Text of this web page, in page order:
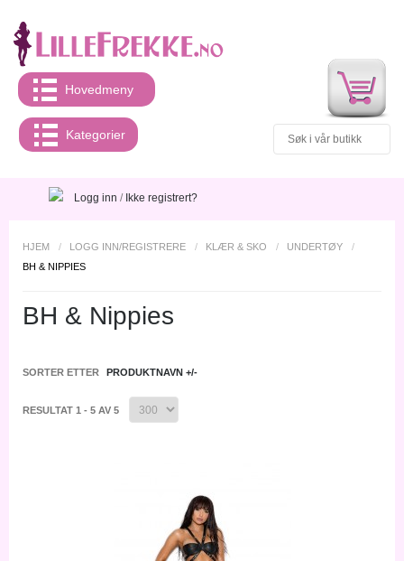
Hovedmeny
Kategorier
Logg inn / Ikke registrert?
HJEM / LOGG INN/REGISTRERE / KLÆR & SKO / UNDERTØY
/
BH & NIPPIES
BH & Nippies
SORTER ETTER PRODUKTNAVN +/-
RESULTAT 1 - 5 AV 5